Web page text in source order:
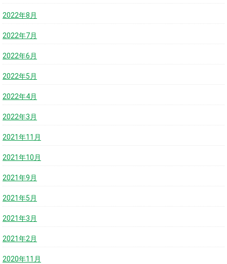
2022年8月
2022年7月
2022年6月
2022年5月
2022年4月
2022年3月
2021年11月
2021年10月
2021年9月
2021年5月
2021年3月
2021年2月
2020年11月